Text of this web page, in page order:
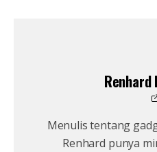
Renhard
Menulis tentang
Renhard punya